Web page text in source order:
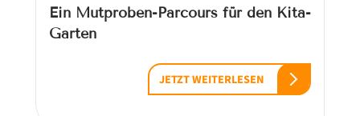
Ein Mutproben-Parcours für den Kita-
Garten
JETZT WEITERLESEN